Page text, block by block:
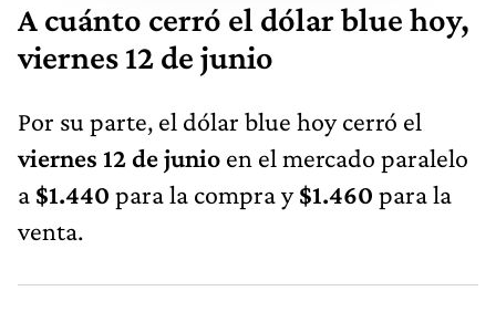
A cuánto cerró el dólar blue hoy,
viernes 12 de junio
Por su parte, el dólar blue hoy cerró el
viernes 12 de junio en el mercado paralelo
a $1.440 para la compra y$1.460 para la
venta.